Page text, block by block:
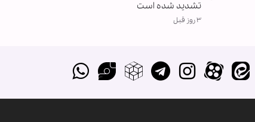
تشدید شده است
۳ روز قبل